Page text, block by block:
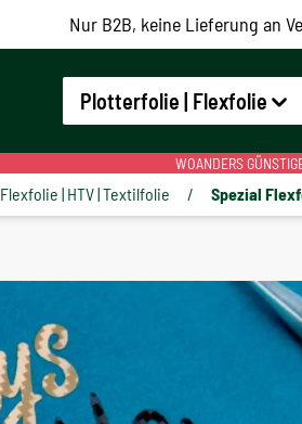
Nur B2B, keine Lieferung an
Plotterfolie | Flexfolie
WOANDERS
Flexfolie | HTV | Textilfolie / Spezial